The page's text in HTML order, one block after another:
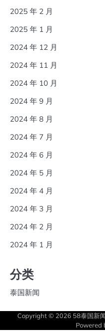
2025 年 2 月
2025 年 1 月
2024 年 12 月
2024 年 11 月
2024 年 10 月
2024 年 9 月
2024 年 8 月
2024 年 7 月
2024 年 6 月
2024 年 5 月
2024 年 4 月
2024 年 3 月
2024 年 2 月
2024 年 1 月
分类
泰国新闻
Copyright © 2026 58泰国新
Powered